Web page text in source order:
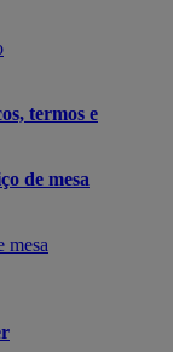
termos e
de mesa
mesa